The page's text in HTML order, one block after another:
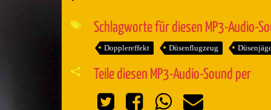
Audio-
Player
Schlagworte für diesen MP3-Audio-
Dopplereffekt Düsenflugzeug
Teile diesen MP3-Audio-Sound per